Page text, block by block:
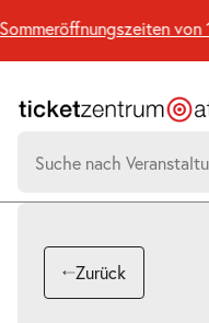
Seiteninhalt
springen
von
nach:
Suchtreffer:
Zurück